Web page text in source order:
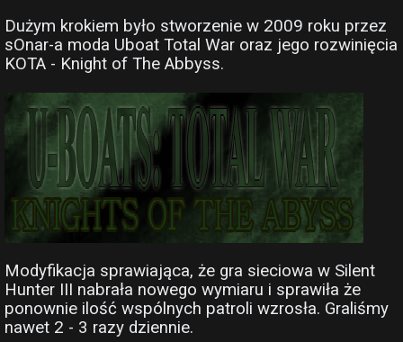
Dużym krokiem było stworzenie w 2009 roku przez
sOnar-a moda Uboat Total War oraz jego rozwinięcia
KOTA - Knight of The Abbyss.
Modyfikacja sprawiająca, że gra sieciowa w Silent
Hunter III nabrała nowego wymiaru i sprawiła że
ponownie ilość wspólnych patroli wzrosła. Graliśmy
nawet 2 - 3 razy dziennie.